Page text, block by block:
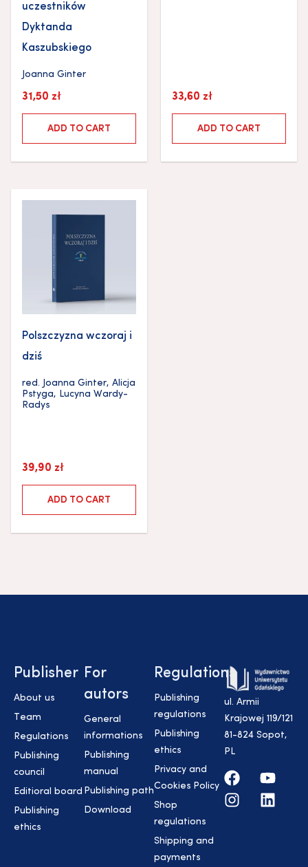
uczestników
Dyktanda
Kaszubskiego
Joanna Ginter
31,50 zł
ADD TO CART
33,60 zł
ADD TO CART
Polszczyzna wczoraj i
dziś
red. Joanna Ginter, Alicja
Pstyga, Lucyna Wardy-
Radys
39,90 zł
ADD TO CART
Publisher
About us
Team
Regulations
Publishing
council
Editioral board
Publishing
ethics
For
autors
General
informations
Publishing
manual
Publishing path
Download
Regulations
Publishing
regulations
Publishing
ethics
Privacy and
Cookies Policy
Shop
regulations
Shipping and
payments
ul. Armii
Krajowej 119/121
81-824 Sopot,
PL